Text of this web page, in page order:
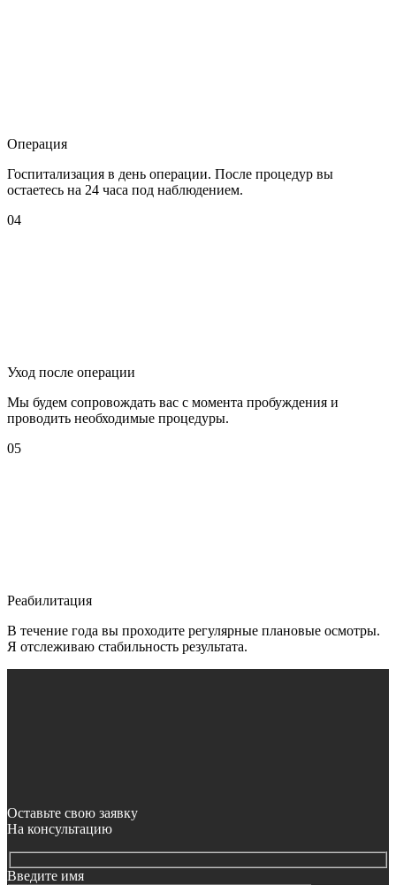
Операция
Госпитализация в день операции. После процедур вы
остаетесь на 24 часа под наблюдением.
04
Уход после операции
Мы будем сопровождать вас с момента пробуждения и
проводить необходимые процедуры.
05
Реабилитация
В течение года вы проходите регулярные плановые осмотры.
Я отслеживаю стабильность результата.
Оставьте свою заявку
На консультацию
Введите имя